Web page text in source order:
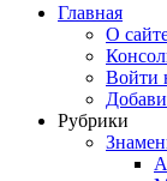
Главная
О
Войти
Рубрики